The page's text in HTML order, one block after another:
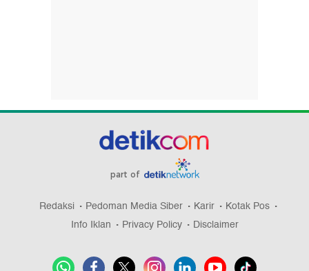
part of
Redaksi Pedoman Media Siber Karir
Kotak Pos
Info Iklan
Privacy Policy Disclaimer